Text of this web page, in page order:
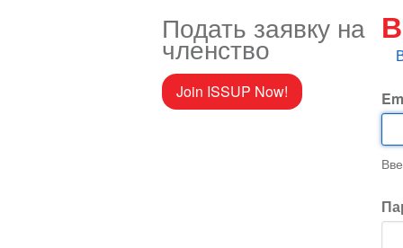
Подать заявку на
членство
Join ISSUP Now!